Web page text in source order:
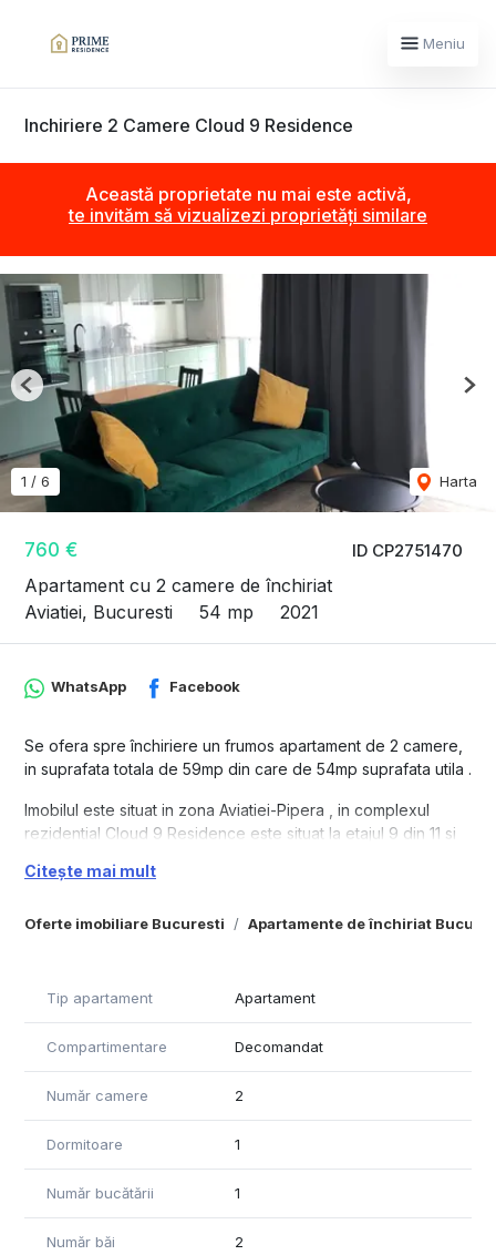
Meniu
Inchiriere 2 Camere Cloud 9 Residence
Această proprietate nu mai este activă,
te invităm să vizualizezi proprietăți similare
ID CP2751470
760 €
Apartament cu 2 camere de închiriat
Aviatiei, Bucuresti
54 mp 2021
1 / 6 Harta
Previous
Oferte imobiliare Bucuresti Apartamente de închiriat
WhatsApp Facebook
Se ofera spre închiriere un frumos apartament de 2 camere,
in suprafata totala de 59mp din care de 54mp suprafata utila .
Imobilul este situat in zona Aviatiei-Pipera , in complexul
rezidential Cloud 9 Residence este situat la etajul 9 din 11 si
sistem de control prin termostat, aer conditionat, tamplarie
mers cu masina, sau 10 minute de mers pe jos.
Dispune de 1 loc de parcare
Pret: 760 Euro
Citește mai mult
Tip apartament Apartament
Compartimentare Decomandat
Număr camere 2
Dormitoare 1
Număr bucătării 1
Număr băi 2